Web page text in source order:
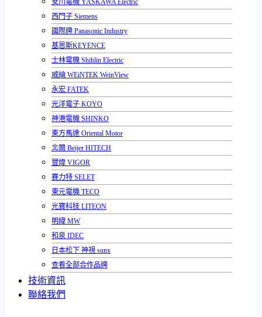
安川電機 YASKAWA Electric
西門子 Siemens
國際牌 Panasonic Industry
基恩斯KEYENCE
士林電機 Shihlin Electric
威綸 WEiNTEK WeinView
永宏 FATEK
光洋電子 KOYO
神港電機 SHINKO
東方馬達 Oriental Motor
北爾 Beijer HITECH
豐煒 VIGOR
賽力特 SELET
東元電機 TECO
光寶科技 LITEON
明緯 MW
和泉 IDEC
日本松下 神視 sunx
查看全部合作品牌
技術資訊
聯絡我們